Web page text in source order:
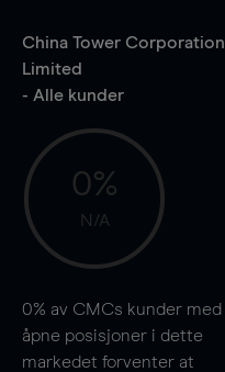
China Tower Corporation
Limited
- Alle kunder
0%
N/A
0% av CMCs kunder med
åpne posisjoner i dette
markedet forventer at